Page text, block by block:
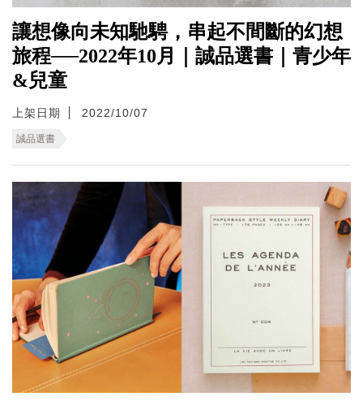
讓想像向未知馳騁，串起不間斷的幻想
旅程──2022年10月｜誠品選書｜青少年
&兒童
上架日期 2022/10/07
誠品選書